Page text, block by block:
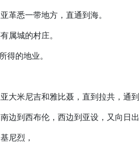
革悉一带地方，直通到海。
属城的村庄。
得的地业。
大米尼吉和雅比聂，直到拉共，通到
边到西布伦，西边到亚设，又向日
尼烈，